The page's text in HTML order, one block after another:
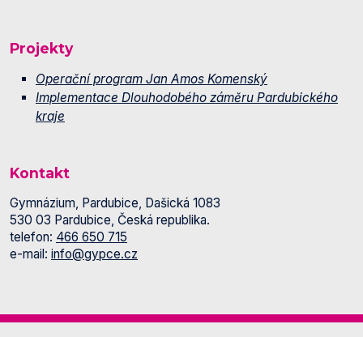
Projekty
Operační program Jan Amos Komenský
Implementace Dlouhodobého záměru Pardubického
kraje
Kontakt
Gymnázium, Pardubice, Dašická 1083
530 03 Pardubice, Česká republika.
telefon: 466 650 715
e-mail: info@gypce.cz